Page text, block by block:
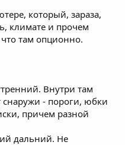
который, зараза,
климате и прочем
там опционно.
Внутри там
- пороги, юбки
причем разной
дальний. Не